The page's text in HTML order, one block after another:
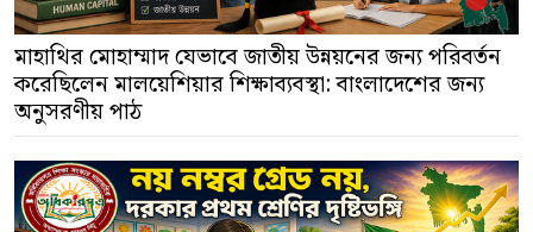
মাহাথির মোহাম্মাদ যেভাবে জাতীয় উন্নয়নের জন্য পরিবর্তন
করেছিলেন মালয়েশিয়ার শিক্ষাব্যবস্থা: বাংলাদেশের জন্য
অনুসরণীয় পাঠ